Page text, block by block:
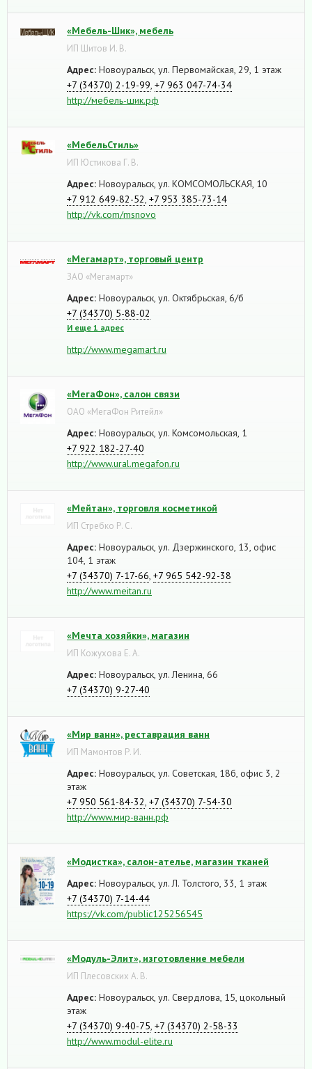
«Мебель-Шик», мебель
ИП Шитов И. В.
Адрес: Новоуральск, ул. Первомайская, 29, 1 этаж
+7 (34370) 2-19-99 +7 963 047-74-34
http://мебель-шик.рф
«МебельСтиль»
ИП Юстикова Г. В.
Адрес: Новоуральск, ул. КОМСОМОЛЬСКАЯ, 10
+7 912 649-82-52 +7 953 385-73-14
http://vk.com/msnovo
«Мегамарт», торговый центр
ЗАО «Мегамарт»
Адрес: Новоуральск, ул. Октябрьская, 6/б
+7 (34370) 5-88-02
И еще 1 адрес
http://www.megamart.ru
«МегаФон», салон связи
ОАО «МегаФон Ритейл»
Адрес: Новоуральск, ул. Комсомольская, 1
+7 922 182-27-40
http://www.ural.megafon.ru
«Мейтан», торговля косметикой
ИП Стребко Р. С.
Адрес: Новоуральск, ул. Дзержинского, 13, офис
104, 1 этаж
+7 (34370) 7-17-66 +7 965 542-92-38
http://www.meitan.ru
«Мечта хозяйки», магазин
ИП Кожухова Е. А.
Адрес: Новоуральск, ул. Ленина, 66
+7 (34370) 9-27-40
«Мир ванн», реставрация ванн
ИП Мамонтов Р. И.
Адрес: Новоуральск, ул. Советская, 18б, офис 3, 2
этаж
+7 950 561-84-32 +7 (34370) 7-54-30
http://www.мир-ванн.рф
«Модистка», салон-ателье, магазин тканей
Адрес: Новоуральск, ул. Л. Толстого, 33, 1 этаж
+7 (34370) 7-14-44
https://vk.com/public125256545
«Модуль-Элит», изготовление мебели
ИП Плесовских А. В.
Адрес: Новоуральск, ул. Свердлова, 15, цокольный
этаж
+7 (34370) 9-40-75 +7 (34370) 2-58-33
http://www.modul-elite.ru